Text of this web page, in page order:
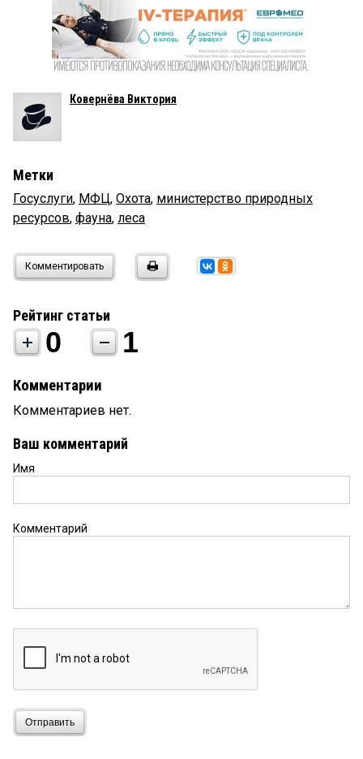
Ковернёва Виктория
Метки
Госуслуги, МФЦ, Охота, министерство природных
ресурсов, фауна, леса
Комментировать
Рейтинг статьи
0 1
Комментарии
Комментариев нет.
Ваш комментарий
Имя
Комментарий
Отправить